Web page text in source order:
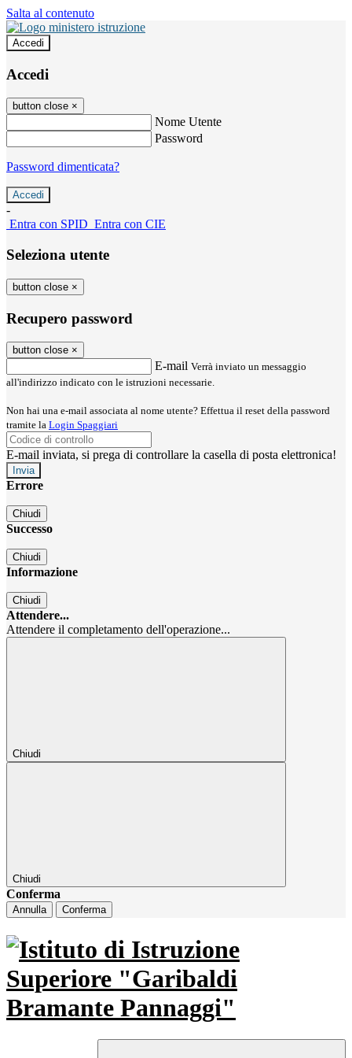
Salta al contenuto
Accedi
Accedi
button close ×
Nome Utente
Password
Password dimenticata?
-
Entra con SPID Entra con CIE
Seleziona utente
button close ×
Recupero password
button close ×
E-mail Verrà inviato un messaggio
all'indirizzo indicato con le istruzioni necessarie.
Non hai una e-mail associata al nome utente? Effettua il reset della password
tramite la Login Spaggiari
E-mail inviata, si prega di controllare la casella di posta elettronica!
Errore
Chiudi
Successo
Chiudi
Informazione
Chiudi
Attendere...
Attendere il completamento dell'operazione...
Chiudi
Chiudi
Conferma
Annulla Conferma